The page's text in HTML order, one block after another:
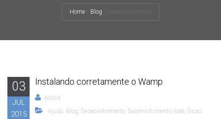
Home Blog Desenvolvimento
03
JUL
2015
Instalando corretamente o Wamp
kosbit
Ajuda, Blog, Desenvolvimento, Desenvolvimento Web, Dicas